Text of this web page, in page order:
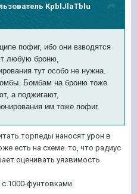
KpblJlaTblu
пофиг, ибо они взводятся
любую броню,
тут особо не нужна.
Бомбам на броню тоже
а поджигают,
им тоже пофиг.
наносят урон в
есть на схеме. то, что радиус
оценивать уязвимость
1000-фунтовками.